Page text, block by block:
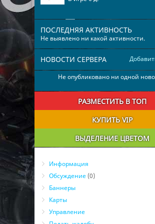
ПОСЛЕДНЯЯ АКТИВНОСТЬ
Не выявлено ни какой активности.
НОВОСТИ СЕРВЕРА
Не опубликовано ни одной
РАЗМЕСТИТЬ В ТОП
КУПИТЬ VIP
ВЫДЕЛЕНИЕ ЦВЕТОМ
Информация
Обсуждение (0)
Баннеры
Карты
Управление